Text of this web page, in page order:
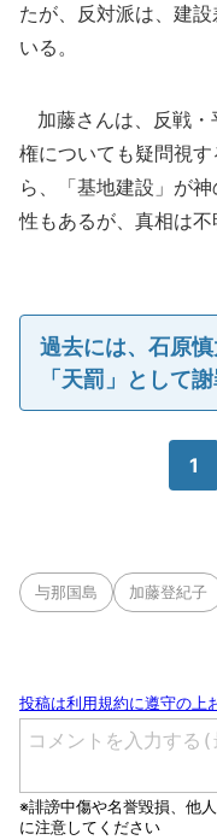
たが、反対派は、建
いる。
加藤さんは、反戦・
権についても疑問視
ら、「基地建設」が
性もあるが、真相は不
過去には、石原
「天罰」として
1
与那国島 加藤登紀子